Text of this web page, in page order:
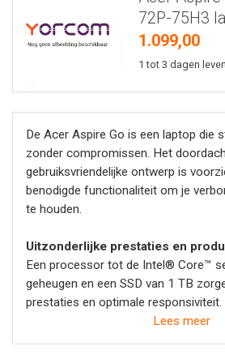
72P-75H3
1.099,00
1 tot 3 dagen
De Acer Aspire Go is een laptop die
zonder compromissen. Het
gebruiksvriendelijke ontwerp is
benodigde functionaliteit om je
te houden.
Uitzonderlijke prestaties en
Een processor tot de Intel® Core™
geheugen en een SSD van 1 TB
prestaties en optimale responsiviteit.
batterijduur en ondersteuning van je
Lees meer